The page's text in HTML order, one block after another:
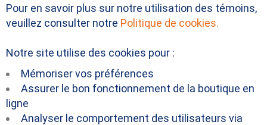
Pour en savoir plus sur notre utilisation des témoins,
veuillez consulter notre Politique de cookies.
Notre site utilise des cookies pour :
Mémoriser vos préférences
Assurer le bon fonctionnement de la boutique en
ligne
Analyser le comportement des utilisateurs via